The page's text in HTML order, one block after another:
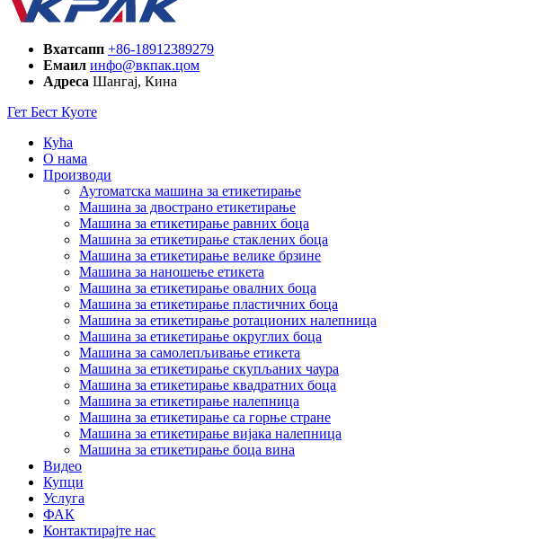
Вхатсапп +86-18912389279
Емаил инфо@вкпак.цом
Адреса Шангај, Кина
Гет Бест Куоте
Кућа
О нама
Производи
Аутоматска машина за етикетирање
Машина за двострано етикетирање
Машина за етикетирање равних боца
Машина за етикетирање стаклених боца
Машина за етикетирање велике брзине
Машина за наношење етикета
Машина за етикетирање овалних боца
Машина за етикетирање пластичних боца
Машина за етикетирање ротационих налепница
Машина за етикетирање округлих боца
Машина за самолепљивање етикета
Машина за етикетирање скупљаних чаура
Машина за етикетирање квадратних боца
Машина за етикетирање налепница
Машина за етикетирање са горње стране
Машина за етикетирање вијака налепница
Машина за етикетирање боца вина
Видео
Купци
Услуга
ФАК
Контактирајте нас